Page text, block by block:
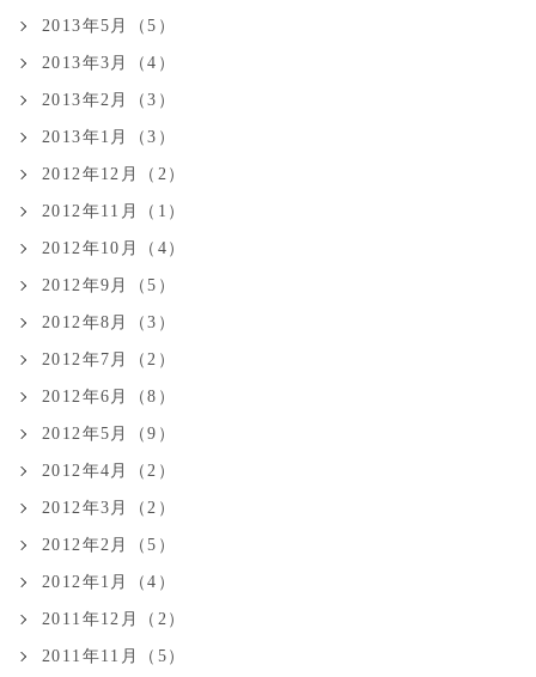
2013年5月（5）
2013年3月（4）
2013年2月（3）
2013年1月（3）
2012年12月（2）
2012年11月（1）
2012年10月（4）
2012年9月（5）
2012年8月（3）
2012年7月（2）
2012年6月（8）
2012年5月（9）
2012年4月（2）
2012年3月（2）
2012年2月（5）
2012年1月（4）
2011年12月（2）
2011年11月（5）